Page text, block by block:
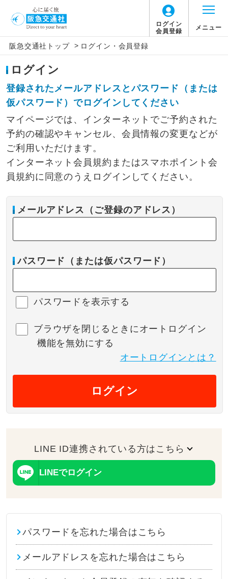
ログイン
会員登録
メニュー
阪急交通社トップ > ログイン・会員登録
ログイン
登録されたメールアドレスとパスワード（または
仮パスワード）でログインしてください
マイページでは、インターネットでご予約された
予約の確認やキャンセル、会員情報の変更などが
ご利用いただけます。
インターネット会員規約またはスマホポイント会
員規約に同意のうえログインしてください。
メールアドレス（ご登録のアドレス）
パスワード（または仮パスワード）
パスワードを表示する
ブラウザを閉じるときにオートログイン
機能を無効にする
オートログインとは？
ログイン
LINE ID連携されている方はこちら
LINEでログイン
パスワードを忘れた場合はこちら
メールアドレスを忘れた場合はこちら